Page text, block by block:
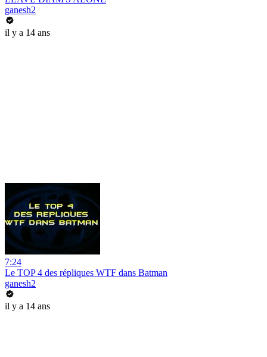
ganesh2
il y a 14 ans
7:24
Le TOP 4 des répliques WTF dans Batman
ganesh2
il y a 14 ans